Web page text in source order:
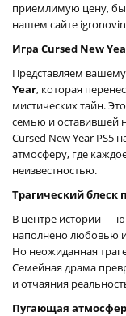
приемлимую цену,
нашем сайте
Игра Cursed New
Представляем
Year, которая
мистических тайн.
семью и оставившей
Cursed New Year PS5
атмосферу, где
неизвестностью.
Трагический блеск
В центре истории —
наполнено любовью
Но неожиданная
Семейная драма
и отчаяния
Пугающая